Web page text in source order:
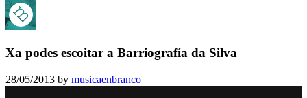
Xa podes escoitar a Barriografía da Silva
28/05/2013 by musicaenbranco